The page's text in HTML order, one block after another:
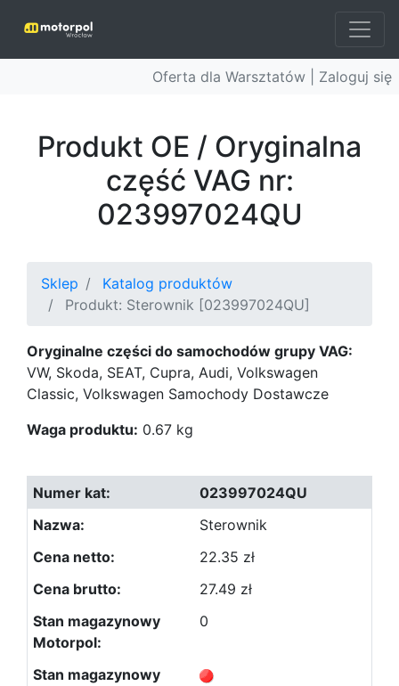
Oferta dla Warsztatów | Zaloguj się
Produkt OE / Oryginalna
część VAG nr:
023997024QU
Sklep
Katalog produktów
Produkt: Sterownik [023997024QU]
Oryginalne części do samochodów grupy VAG:
VW, Skoda, SEAT, Cupra, Audi, Volkswagen
Classic, Volkswagen Samochody Dostawcze
Waga produktu: 0.67 kg
023997024QU
Sterownik
22.35 zł
27.49 zł
0